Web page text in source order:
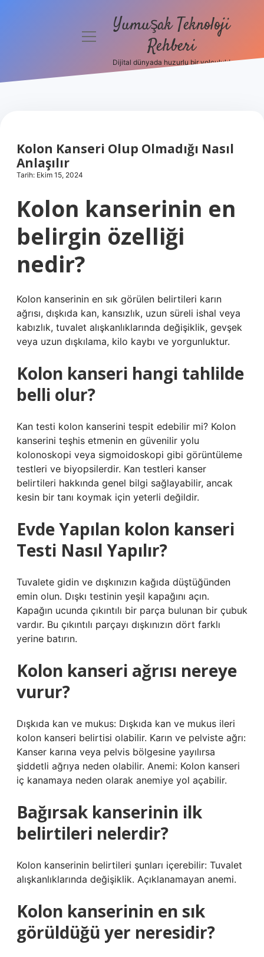
Hakkımızda
menüyüYumuşak Teknoloji
Rehberi
Dijital dünyada huzurlu bir yolculuk!
Kolon Kanseri Olup Olmadığı Nasıl
Anlaşılır
Tarih: Ekim 15, 2024
Kolon kanserinin en
belirgin özelliği
nedir?
Kolon kanserinin en sık görülen belirtileri karın
ağrısı, dışkıda kan, kansızlık, uzun süreli ishal veya
kabızlık, tuvalet alışkanlıklarında değişiklik, gevşek
veya uzun dışkılama, kilo kaybı ve yorgunluktur.
Kolon kanseri hangi tahlilde
belli olur?
Kan testi kolon kanserini tespit edebilir mi? Kolon
kanserini teşhis etmenin en güvenilir yolu
kolonoskopi veya sigmoidoskopi gibi görüntüleme
testleri ve biyopsilerdir. Kan testleri kanser
belirtileri hakkında genel bilgi sağlayabilir, ancak
kesin bir tanı koymak için yeterli değildir.
Evde Yapılan kolon kanseri
Testi Nasıl Yapılır?
Tuvalete gidin ve dışkınızın kağıda düştüğünden
emin olun. Dışkı testinin yeşil kapağını açın.
Kapağın ucunda çıkıntılı bir parça bulunan bir çubuk
vardır. Bu çıkıntılı parçayı dışkınızın dört farklı
yerine batırın.
Kolon kanseri ağrısı nereye
vurur?
Dışkıda kan ve mukus: Dışkıda kan ve mukus ileri
kolon kanseri belirtisi olabilir. Karın ve pelviste ağrı:
Kanser karına veya pelvis bölgesine yayılırsa
şiddetli ağrıya neden olabilir. Anemi: Kolon kanseri
iç kanamaya neden olarak anemiye yol açabilir.
Bağırsak kanserinin ilk
belirtileri nelerdir?
Kolon kanserinin belirtileri şunları içerebilir: Tuvalet
alışkanlıklarında değişiklik. Açıklanamayan anemi.
Kolon kanserinin en sık
görüldüğü yer neresidir?